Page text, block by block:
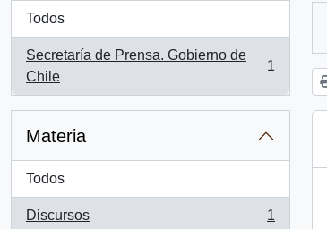
Todos
Secretaría de Prensa. Gobierno de
Chile
, 1 resultados
1
Materia
Todos
Discursos
, 1 resultados
1